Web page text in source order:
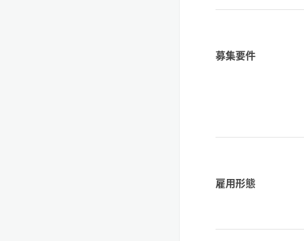
募集要件
雇用形態